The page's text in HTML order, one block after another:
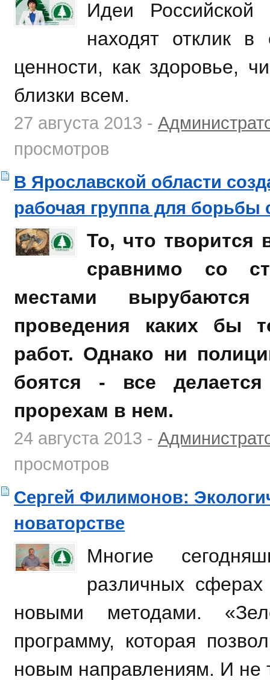
Идеи Российской
находят отклик
ценности, как здоровье,
близки всем.
27 августа 2013 -
просмотров
В Ярославской области
рабочая группа для борьбы
То, что творится
сравнимо со
местами
проведения каких бы
работ. Однако ни
боятся - все
прорехам в нем.
24 августа 2013 -
просмотров
Сергей Филимонов:
новаторстве
Многие
различных
новыми методами.
программу, которая
новым направлениям. И не